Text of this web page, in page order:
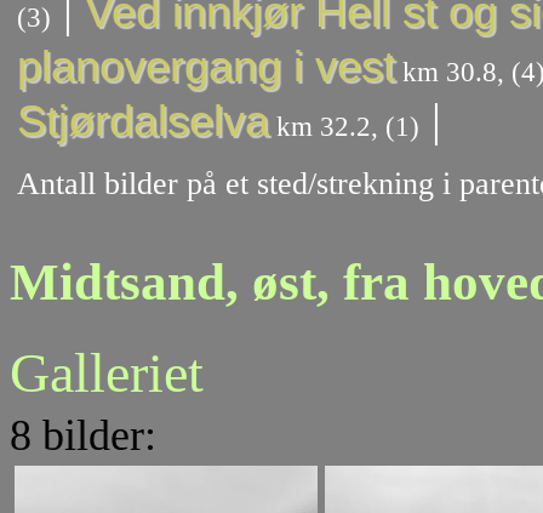
(3)
Ved innkjør Hell st og
planovergang i vestkm 30.8,
Stjørdalselvakm 32.2, (1) |
Antall bilder på et sted/strekning i
Midtsand, øst, fra
Galleriet
8 bilder: